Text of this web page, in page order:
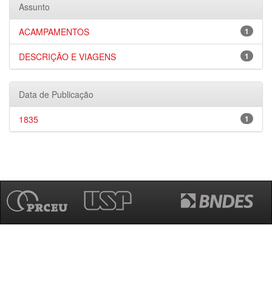
Assunto
1
ACAMPAMENTOS
1
DESCRIÇÃO E VIAGENS
Data de Publicação
1
1835